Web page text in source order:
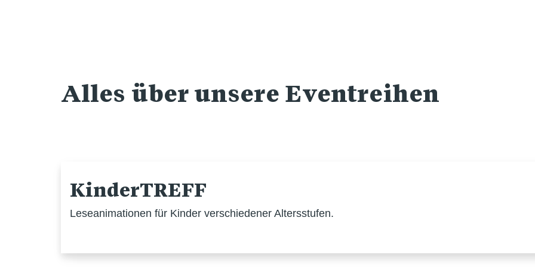
Alles über unsere Eventreihen
KinderTREFF
Leseanimationen für Kinder verschiedener Altersstufen.